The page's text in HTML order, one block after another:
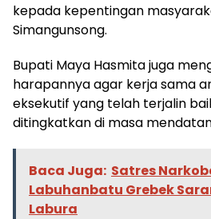
kepada kepentingan
Simangunsong.
​Bupati Maya Hasmita juga
harapannya agar kerja sama
eksekutif yang telah terjalin
ditingkatkan di masa
Baca Juga: Satres
Labuhanbatu Grebek
Labura